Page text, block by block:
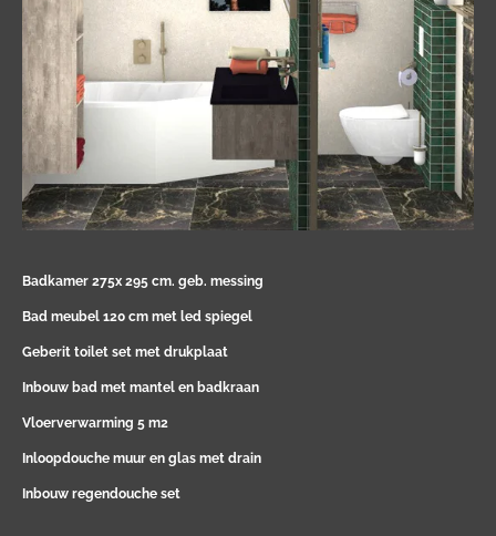
Badkamer 275x 295 cm. geb. messing
Bad meubel 120 cm met led spiegel
Geberit toilet set met drukplaat
Inbouw bad met mantel en badkraan
Vloerverwarming 5 m2
Inloopdouche muur en glas met drain
Inbouw regendouche set